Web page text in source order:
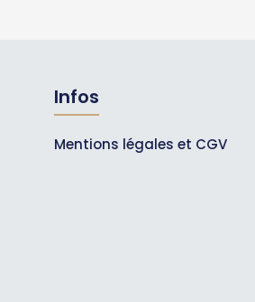
Infos
Mentions légales et CGV